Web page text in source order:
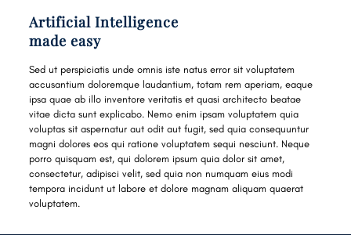
Artificial Intelligence
made easy
Sed ut perspiciatis unde omnis iste natus error sit voluptatem
accusantium doloremque laudantium, totam rem aperiam, eaque
ipsa quae ab illo inventore veritatis et quasi architecto beatae
vitae dicta sunt explicabo. Nemo enim ipsam voluptatem quia
voluptas sit aspernatur aut odit aut fugit, sed quia consequuntur
magni dolores eos qui ratione voluptatem sequi nesciunt. Neque
porro quisquam est, qui dolorem ipsum quia dolor sit amet,
consectetur, adipisci velit, sed quia non numquam eius modi
tempora incidunt ut labore et dolore magnam aliquam quaerat
voluptatem.